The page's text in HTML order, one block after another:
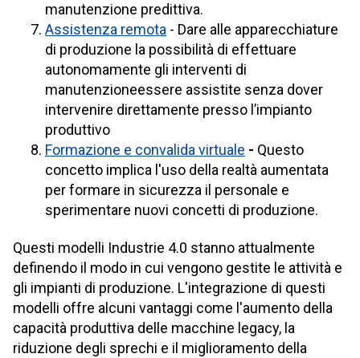
manutenzione predittiva.
Assistenza remota - Dare alle apparecchiature
di produzione la possibilità di effettuare
autonomamente gli interventi di
manutenzioneessere assistite senza dover
intervenire direttamente presso l’impianto
produttivo
Formazione e convalida virtuale - Questo
concetto implica l'uso della realtà aumentata
per formare in sicurezza il personale e
sperimentare nuovi concetti di produzione.
Questi modelli Industrie 4.0 stanno attualmente
definendo il modo in cui vengono gestite le attività e
gli impianti di produzione. L'integrazione di questi
modelli offre alcuni vantaggi come l'aumento della
capacità produttiva delle macchine legacy, la
riduzione degli sprechi e il miglioramento della